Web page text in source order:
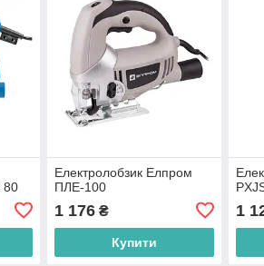
80
Електролобзик Елпром
ПЛЕ-100
1 176₴
Купити
1